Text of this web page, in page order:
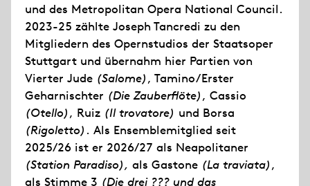
und des Metropolitan Opera National Council.
2023-25 zählte Joseph Tancredi zu den
Mitgliedern des Opernstudios der Staatsoper
Stuttgart und übernahm hier Partien von
Vierter Jude (Salome), Tamino/Erster
Geharnischter (Die Zauberflöte), Cassio
(Otello), Ruiz (Il trovatore) und Borsa
(Rigoletto) . Als Ensemblemitglied seit
2025/26 ist er 2026/27 als Neapolitaner
(Station Paradiso), als Gastone (La traviata),
als Stimme 3 (Die drei ??? und das